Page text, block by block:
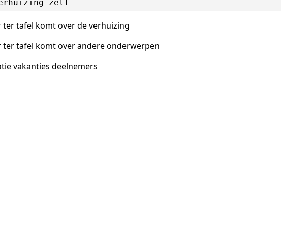
ter tafel komt over de verhuizing
ter tafel komt over andere onderwerpen
vakanties deelnemers